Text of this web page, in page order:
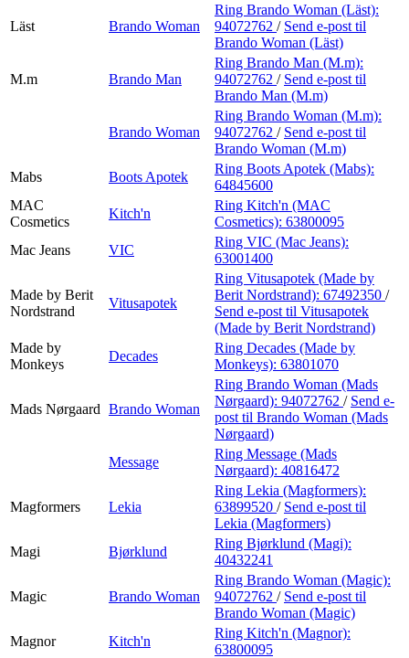
Läst Brando Woman
Ring Brando Woman (Läst):
94072762 / Send e-post til
Brando Woman (Läst)
M.m Brando Man
Ring Brando Man (M.m):
94072762 / Send e-post til
Brando Man (M.m)
Brando Woman
Ring Brando Woman (M.m):
94072762 / Send e-post til
Brando Woman (M.m)
Mabs
Boots Apotek
Ring Boots Apotek (Mabs):
64845600
MAC
Cosmetics
Kitch'n
Ring Kitch'n (MAC
Cosmetics): 63800095
Mac Jeans
VIC
Ring VIC (Mac Jeans):
63001400
Made by Berit
Nordstrand
Vitusapotek
Ring Vitusapotek (Made by
Berit Nordstrand): 67492350 /
Send e-post til Vitusapotek
(Made by Berit Nordstrand)
Made by
Monkeys
Decades
Ring Decades (Made by
Monkeys): 63801070
Mads Nørgaard Brando Woman
Ring Brando Woman (Mads
Nørgaard): 94072762 / Send e-
post til Brando Woman (Mads
Nørgaard)
Message
Ring Message (Mads
Nørgaard): 40816472
Magformers Lekia
Ring Lekia (Magformers):
63899520 / Send e-post til
Lekia (Magformers)
Magi
Bjørklund
Ring Bjørklund (Magi):
40432241
Magic Brando Woman
Ring Brando Woman (Magic):
94072762 / Send e-post til
Brando Woman (Magic)
Magnor
Kitch'n
Ring Kitch'n (Magnor):
63800095